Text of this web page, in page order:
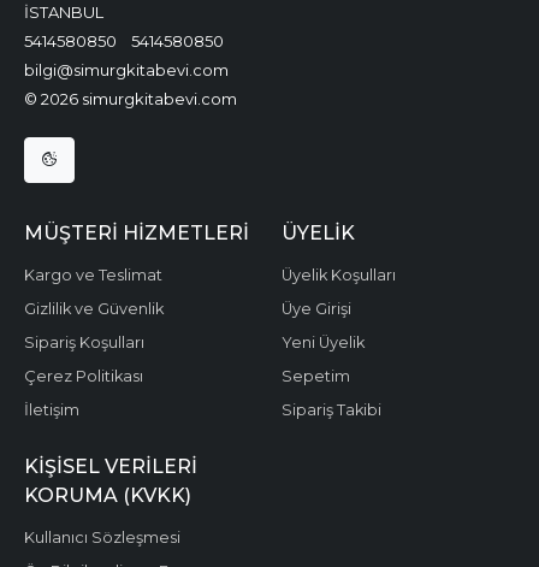
İSTANBUL
5414580850
5414580850
bilgi@simurgkitabevi.com
© 2026 simurgkitabevi.com
MÜŞTERI HIZMETLERI
Kargo ve Teslimat
Gizlilik ve Güvenlik
Sipariş Koşulları
Çerez Politikası
İletişim
ÜYELIK
Üyelik Koşulları
Üye Girişi
Yeni Üyelik
Sepetim
Sipariş Takibi
KIŞISEL VERILERI
KORUMA (KVKK)
Kullanıcı Sözleşmesi